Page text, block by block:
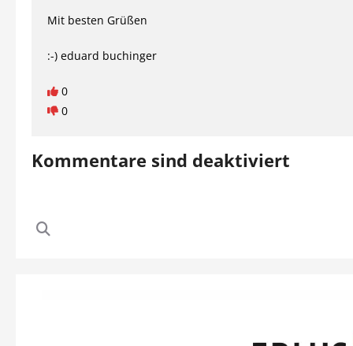
Mit besten Grüßen
:-) eduard buchinger
0
0
Kommentare sind deaktiviert